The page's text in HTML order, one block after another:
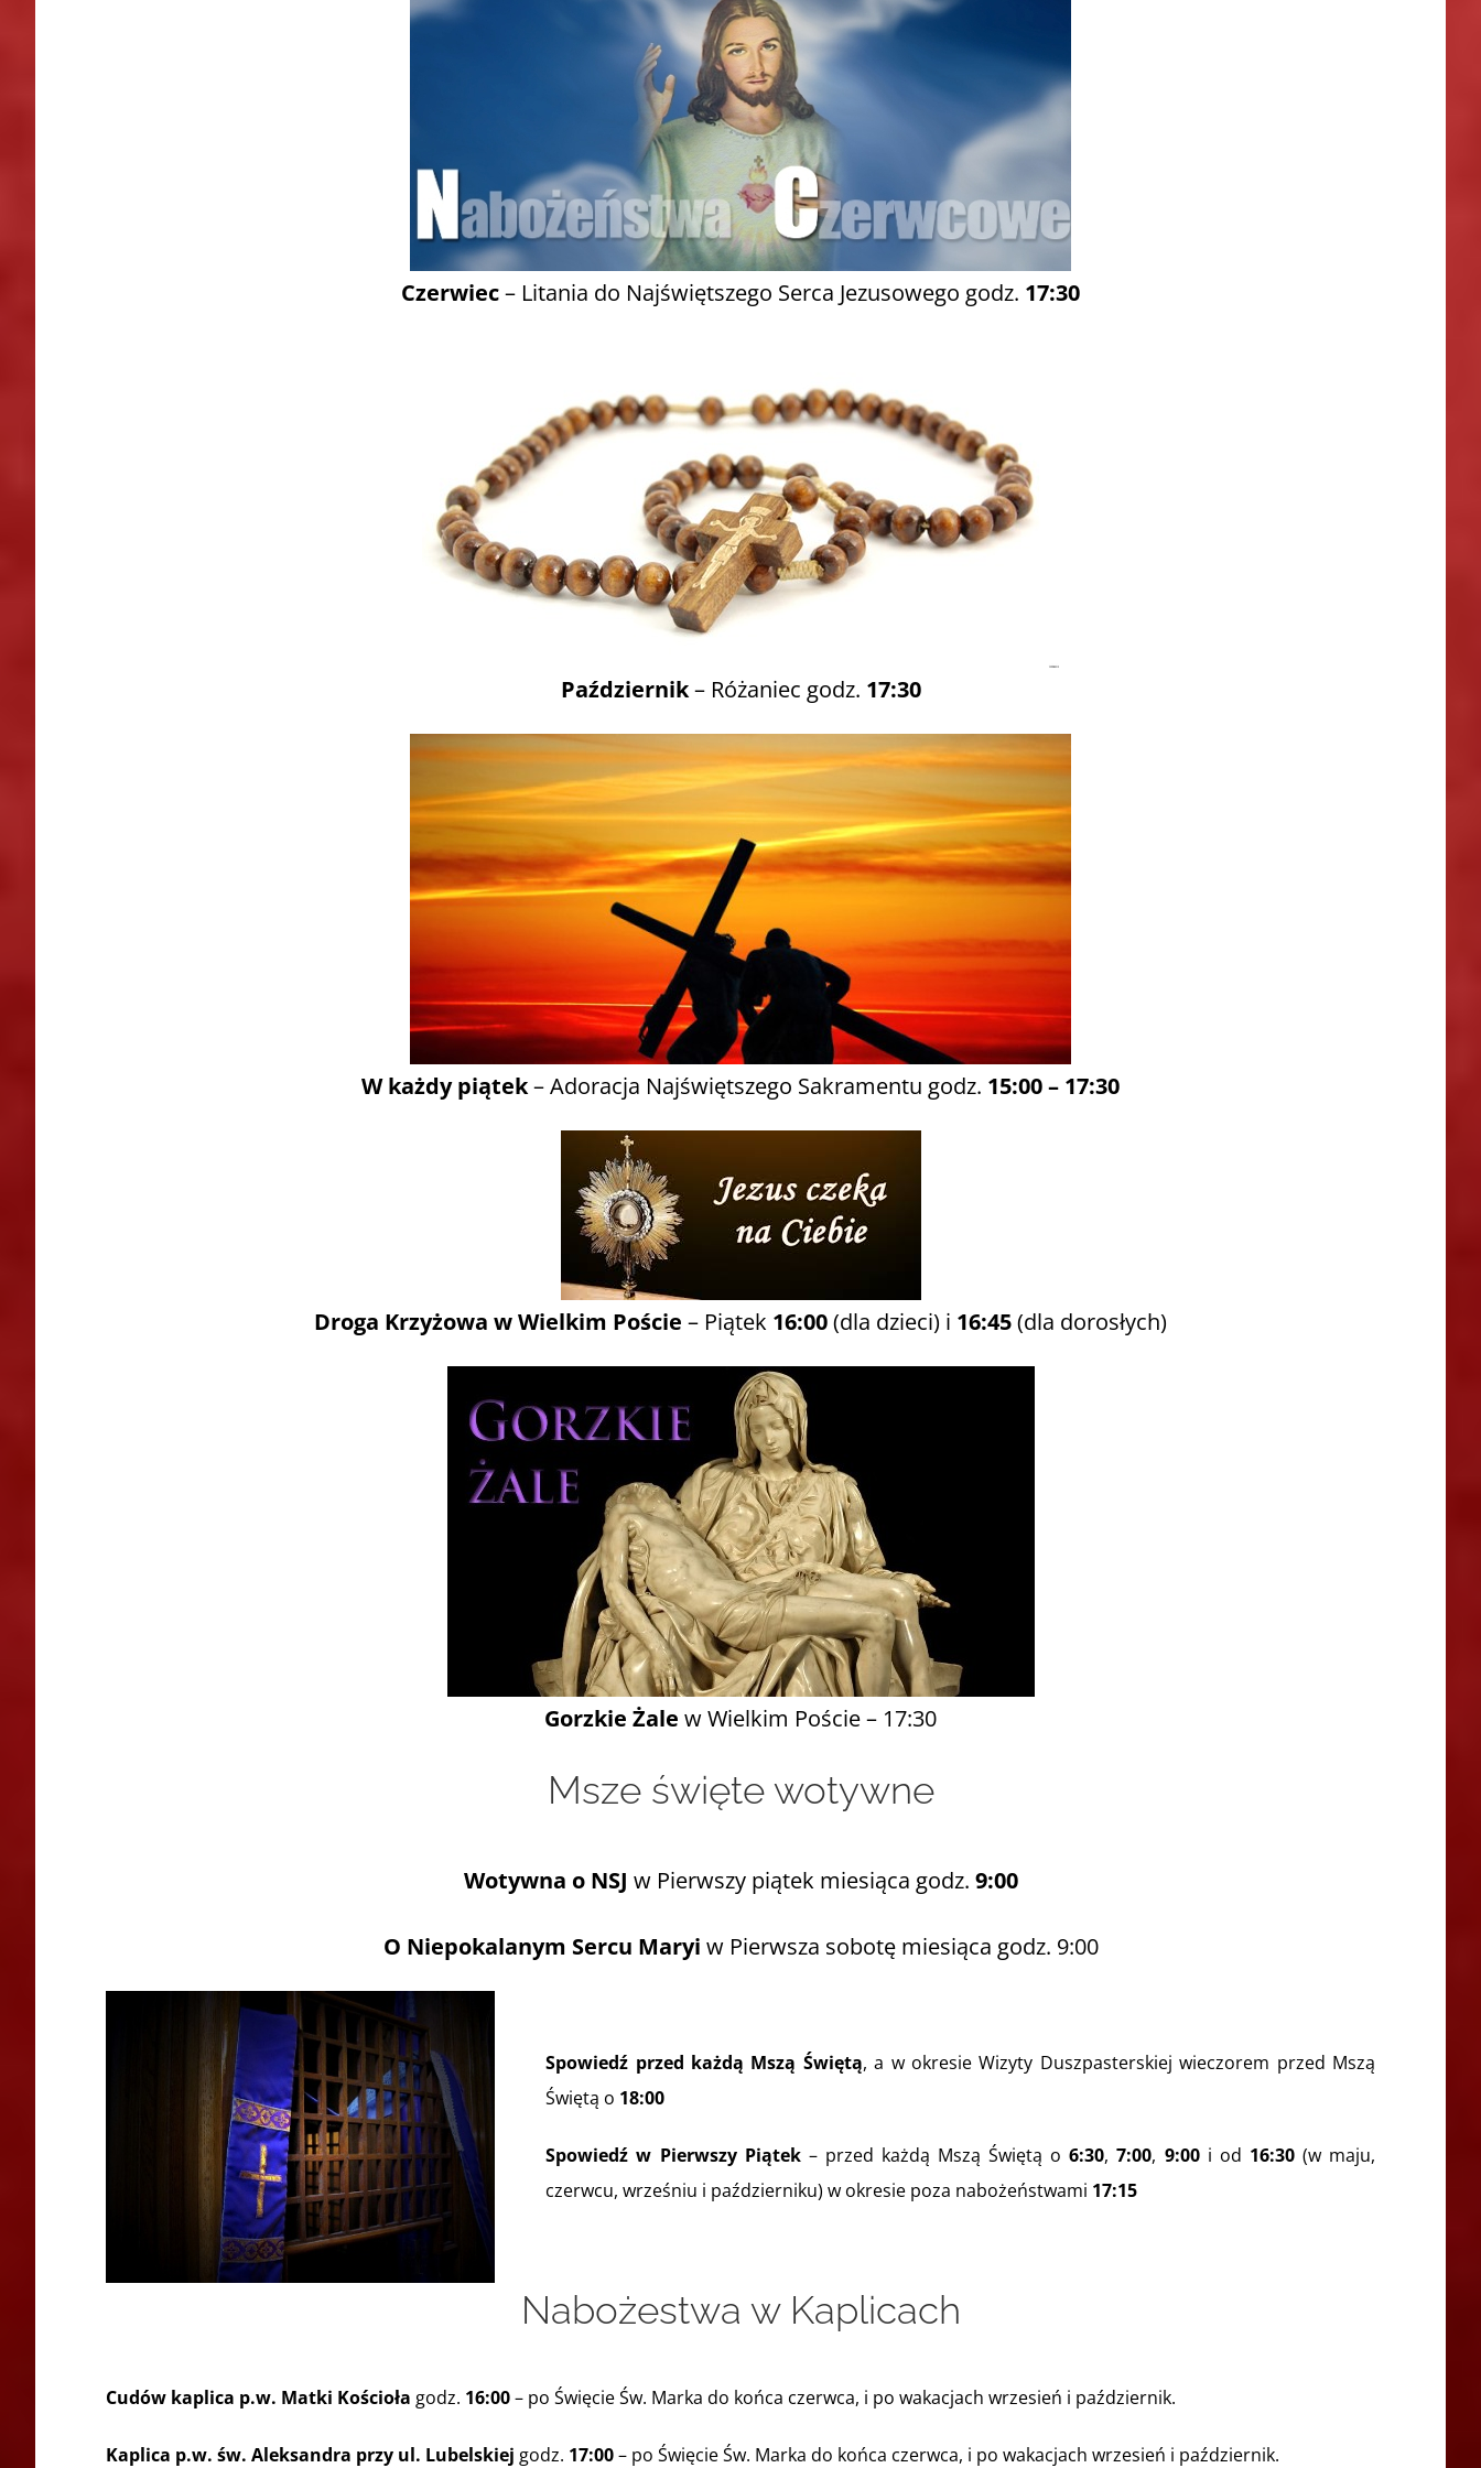
Czerwiec– Litania do Najświętszego Serca Jezusowego godz. 17:30
Październik– Różaniec godz. 17:30
W każdy piątek– Adoracja Najświętszego Sakramentu godz. 15:00 – 17:30
Droga Krzyżowa w Wielkim Poście – Piątek 16:00(dla dzieci) i 16:45(dla dorosłych)
Gorzkie Żale w Wielkim Poście – 17:30
Msze święte wotywne
Wotywna o NSJ w Pierwszy piątek miesiąca godz. 9:00
O Niepokalanym Sercu Maryi w Pierwsza sobotę miesiąca godz. 9:00
Spowiedź przed każdą Mszą Świętą, a w okresie Wizyty Duszpasterskiej wieczorem przed Mszą
Świętą o 18:00
Spowiedź w Pierwszy Piątek– przed każdą Mszą Świętą o6:30,7:00, 9:00i od 16:30(w maju,
czerwcu, wrześniu i październiku) w okresie poza nabożeństwami 17:15
Nabożestwa w Kaplicach
Cudów kaplica p.w. Matki Kościoła godz. 16:00– po Święcie Św. Marka do końca czerwca, i po wakacjach wrzesień i październik.
Kaplica p.w. św. Aleksandra przy ul. Lubelskiej godz. 17:00– po Święcie Św. Marka do końca czerwca, i po wakacjach wrzesień i październik.